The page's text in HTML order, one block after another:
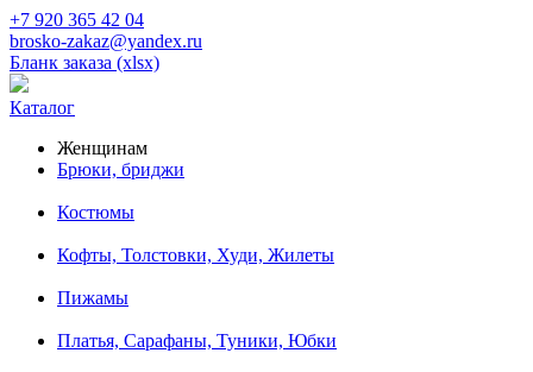
+7 920 365 42 04
brosko-zakaz@yandex.ru
Бланк заказа (xlsx)
Каталог
Женщинам
Брюки, бриджи
Костюмы
Кофты, Толстовки, Худи, Жилеты
Пижамы
Платья, Сарафаны, Туники, Юбки